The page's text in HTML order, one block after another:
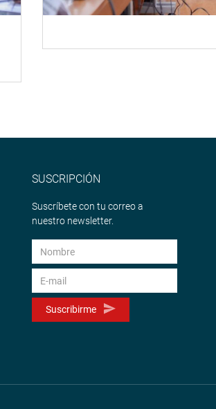
SUSCRIPCIÓN
Suscríbete con tu correo a
nuestro newsletter.
Suscribirme